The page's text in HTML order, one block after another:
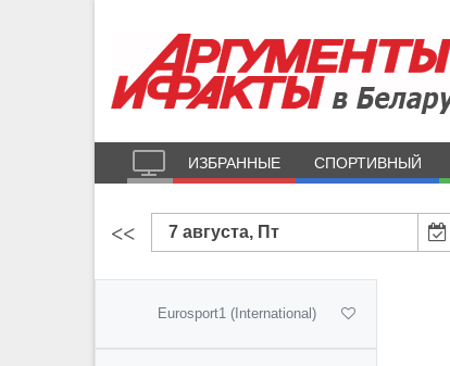
ИЗБРАННЫЕ СПОРТИВНЫЙ
<< 7 августа, Пт
Eurosport1 (International)